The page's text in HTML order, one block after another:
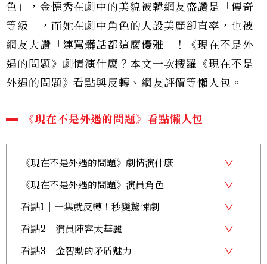
色」，金憓秀在劇中的美貌被韓網友盛讚是「傳奇
等級」，而她在劇中角色的人設美麗卻直率，也被
網友大讚「連罵髒話都這麼優雅」！《現在不是外
遇的問題》劇情演什麼？本文一次搜羅《現在不是
外遇的問題》看點與反轉、網友評價等懶人包。
《現在不是外遇的問題》看點懶人包
《現在不是外遇的問題》劇情演什麼
《現在不是外遇的問題》演員角色
看點1｜一集就反轉！秒變驚悚劇
看點2｜演員陣容太華麗
看點3｜金智勳的矛盾魅力